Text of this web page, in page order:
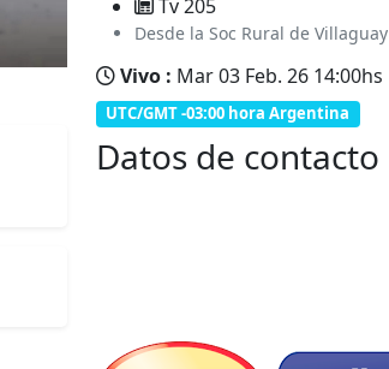
Tv 205
Desde la Soc Rural de Villaguay
Vivo : Mar 03 Feb. 26 14:00hs
UTC/GMT -03:00 hora Argentina
Datos de contacto